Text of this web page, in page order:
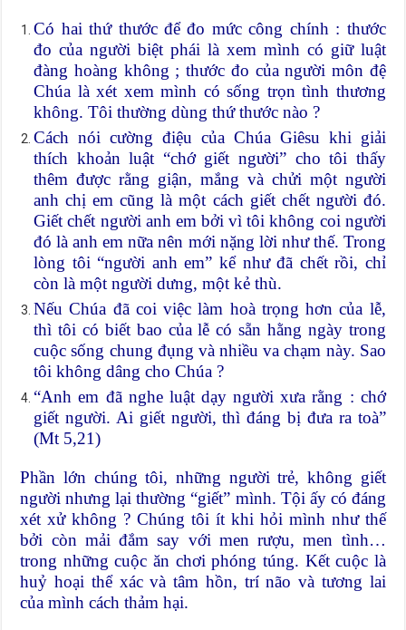
Có hai thứ thước để đo mức công chính : thước
đo của người biệt phái là xem mình có giữ luật
đàng hoàng không ; thước đo của người môn đệ
Chúa là xét xem mình có sống trọn tình thương
không. Tôi thường dùng thứ thước nào ?
Cách nói cường điệu của Chúa Giêsu khi giải
thích khoản luật “chớ giết người” cho tôi thấy
thêm được rằng giận, mắng và chửi một người
anh chị em cũng là một cách giết chết người đó.
Giết chết người anh em bởi vì tôi không coi người
đó là anh em nữa nên mới nặng lời như thế. Trong
lòng tôi “người anh em” kể như đã chết rồi, chỉ
còn là một người dưng, một kẻ thù.
Nếu Chúa đã coi việc làm hoà trọng hơn của lễ,
thì tôi có biết bao của lễ có sẵn hằng ngày trong
cuộc sống chung đụng và nhiều va chạm này. Sao
tôi không dâng cho Chúa ?
“Anh em đã nghe luật dạy người xưa rằng : chớ
giết người. Ai giết người, thì đáng bị đưa ra toà”
(Mt 5,21)
Phần lớn chúng tôi, những người trẻ, không giết
người nhưng lại thường “giết” mình. Tội ấy có đáng
xét xử không ? Chúng tôi ít khi hỏi mình như thế
bởi còn mải đắm say với men rượu, men tình…
trong những cuộc ăn chơi phóng túng. Kết cuộc là
huỷ hoại thể xác và tâm hồn, trí não và tương lai
của mình cách thảm hại.